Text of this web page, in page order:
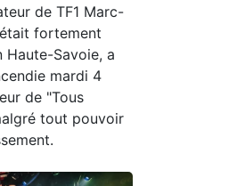
de TF1 Marc-
fortement
Haute-Savoie, a
mardi 4
de "Tous
tout pouvoir